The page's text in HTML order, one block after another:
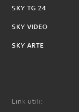
SKY TG 24
SKY VIDEO
SKY ARTE
Link utili: